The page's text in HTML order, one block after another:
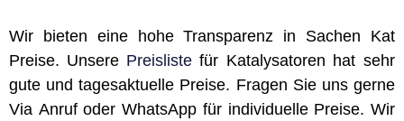
Wir bieten eine hohe Transparenz in Sachen Kat
Preise. Unsere Preisliste für Katalysatoren hat sehr
gute und tagesaktuelle Preise. Fragen Sie uns gerne
Via Anruf oder WhatsApp für individuelle Preise. Wir